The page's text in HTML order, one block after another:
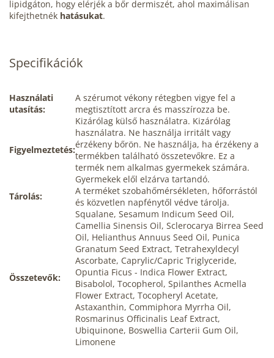
lipidgáton, hogy elérjék a bőr dermiszét, ahol maximálisan
kifejthetnék hatásukat.
Specifikációk
Használati
utasítás:
A szérumot vékony rétegben vigye fel a
megtisztított arcra és masszírozza be.
Figyelmeztetés:
Kizárólag külső használatra. Kizárólag
használatra. Ne használja irritált vagy
érzékeny bőrön. Ne használja, ha érzékeny a
termékben található összetevőkre. Ez a
termék nem alkalmas gyermekek számára.
Gyermekek elől elzárva tartandó.
Tárolás:
A terméket szobahőmérsékleten, hőforrástól
és közvetlen napfénytől védve tárolja.
Összetevők:
Squalane, Sesamum Indicum Seed Oil,
Camellia Sinensis Oil, Sclerocarya Birrea Seed
Oil, Helianthus Annuus Seed Oil, Punica
Granatum Seed Extract, Tetrahexyldecyl
Ascorbate, Caprylic/Capric Triglyceride,
Opuntia Ficus - Indica Flower Extract,
Bisabolol, Tocopherol, Spilanthes Acmella
Flower Extract, Tocopheryl Acetate,
Astaxanthin, Commiphora Myrrha Oil,
Rosmarinus Officinalis Leaf Extract,
Ubiquinone, Boswellia Carterii Gum Oil,
Limonene